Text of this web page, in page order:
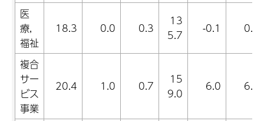
医
療,
福祉
18.3 0.0 0.3
13
5.7
-0.1 0.4
複合
サー
ビス
事業
20.4 1.0 0.7
15
9.0
6.0 6.0